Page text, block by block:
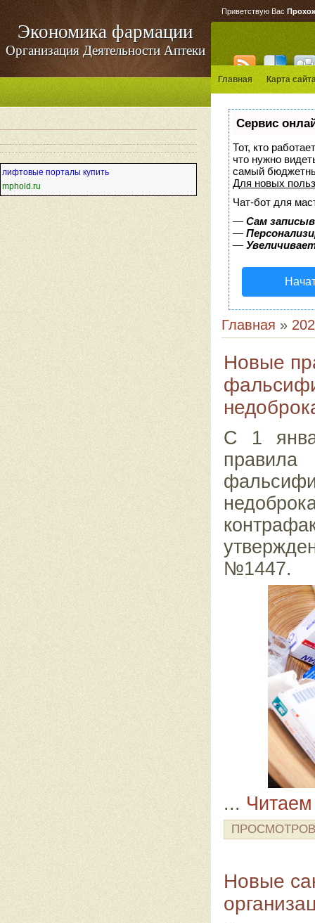
Экономика фармации
Организация Деятельности Аптеки
лифтовые порталы купить
mphold.ru
Приветствую Вас
Главная Карта
Сервис
Тот, кто
что нужно
самый
Для новых
Чат-бот для
— Сам
—
—
Главная »
Новые
С 1
№1447.
...
Новые